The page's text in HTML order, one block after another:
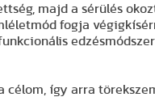
majd a sérülés
fogja
célom, így arra